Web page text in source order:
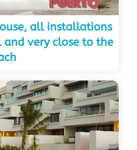
all installations
very close to the